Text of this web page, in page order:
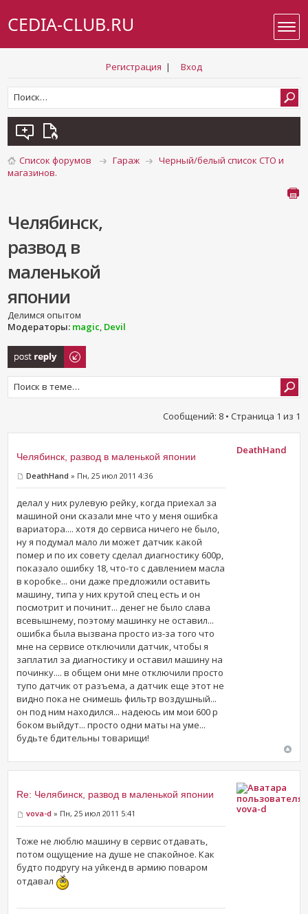
CEDIA-CLUB.RU
Регистрация | Вход
Список форумов Гараж
Черный/белый список СТО и
магазинов.
Челябинск,
развод в
маленькой
японии
Делимся опытом
Модераторы: magic, Devil
Ответить
Сообщений: 8 • Страница 1 из 1
Челябинск, развод в маленькой японии
DeathHand » Пн, 25 июл 2011 4:36
делал у них рулевую рейку, когда приехал за
машиной они сказали мне что у меня ошибка
вариатора.... хотя до сервиса ничего не было,
ну я подумал мало ли может датчик какой
помер и по их совету сделал диагностику 600р,
показало ошибку 18, что-то с давлением масла
в коробке... они даже предложили оставить
машину, типа у них крутой спец есть и он
посмотрит и починит... денег не было слава
всевышнему, поэтому машинку не оставил...
ошибка была вызвана просто из-за того что
мне на сервисе отключили датчик, чтобы я
заплатил за диагностику и оставил машину на
починку.... в общем они мне отключили просто
тупо датчик от разъема, а датчик еще этот не
видно пока не снимешь фильтр воздушный...
он под ним находился... надеюсь им мои 600 р
боком выйдут... просто одни маты на уме...
будьте бдительны товарищи!
DeathHand
Re: Челябинск, развод в маленькой японии
vova-d » Пн, 25 июл 2011 5:41
Тоже не люблю машину в сервис отдавать,
потом ощущение на душе не спакойное. Как
будто подругу на уйкенд в армию поваром
отдавал
vova-d